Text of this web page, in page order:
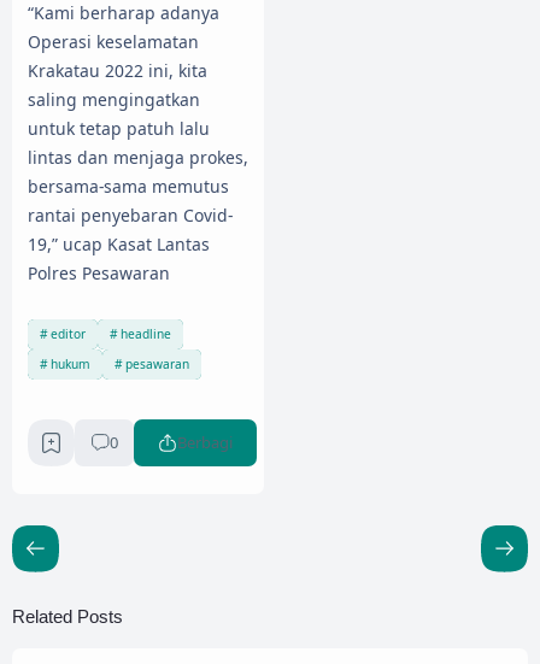
“Kami berharap adanya
Operasi keselamatan
Krakatau 2022 ini, kita
saling mengingatkan
untuk tetap patuh lalu
lintas dan menjaga prokes,
bersama-sama memutus
rantai penyebaran Covid-
19,” ucap Kasat Lantas
Polres Pesawaran
editor
headline
hukum
pesawaran
0 Berbagi
Related Posts